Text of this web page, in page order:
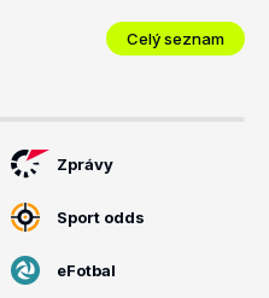
Celý seznam
Zprávy
Sport odds
eFotbal